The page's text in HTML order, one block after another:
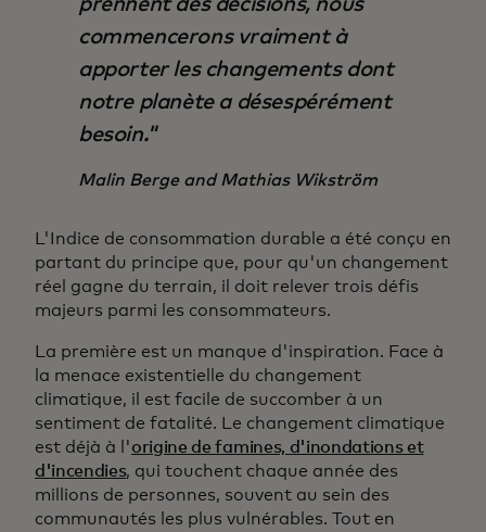
commencerons vraiment à
apporter les changements dont
notre planète a désespérément
besoin."
Malin Berge and Mathias Wikström
L'Indice de consommation durable a été conçu en
partant du principe que, pour qu'un changement
réel gagne du terrain, il doit relever trois défis
majeurs parmi les consommateurs.
La première est un manque d'inspiration. Face à
la menace existentielle du changement
climatique, il est facile de succomber à un
sentiment de fatalité. Le changement climatique
est déjà à l'origine de famines, d'inondations et
d'incendies, qui touchent chaque année des
millions de personnes, souvent au sein des
communautés les plus vulnérables. Tout en